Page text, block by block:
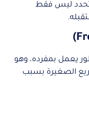
تحدد ليس فقط
يعمل بمفرده، وهو
الصغيرة بسبب